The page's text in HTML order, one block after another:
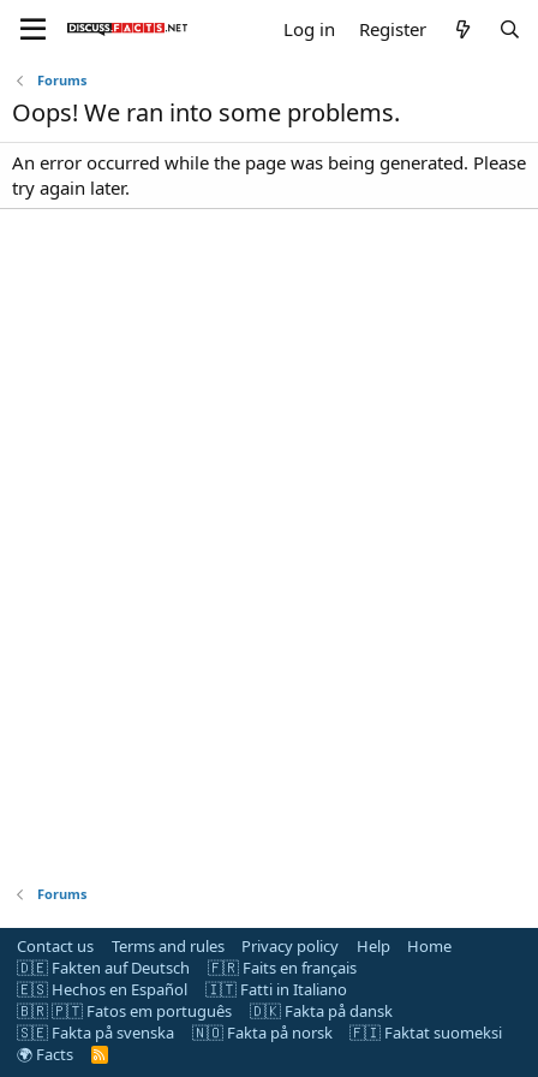
Log in Register
Forums
Oops! We ran into some problems.
An error occurred while the page was being generated. Please
try again later.
Forums
Contact us Terms and rules Privacy policy Help
Home
🇩🇪 Fakten auf Deutsch
🇫🇷 Faits en français
🇪🇸 Hechos en Español
🇮🇹 Fatti in Italiano
🇧🇷 🇵🇹 Fatos em português
🇩🇰 Fakta på dansk
🇸🇪 Fakta på svenska
🇳🇴 Fakta på norsk
🇫🇮 Faktat suomeksi
🌍 Facts
R